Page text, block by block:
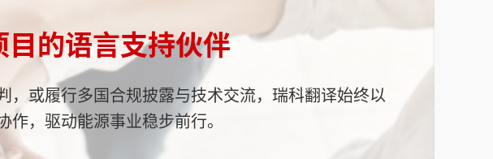
的语言支持伙伴
或履行多国合规披露与技术交流，瑞科翻译始终以
，驱动能源事业稳步前行。